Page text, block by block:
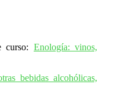
curso: Enología: vinos,
bebidas alcohólicas,